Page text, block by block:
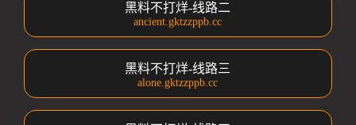
黑料不打烊-线路二
ancient.gktzzppb.cc
黑料不打烊-线路三
alone.gktzzppb.cc